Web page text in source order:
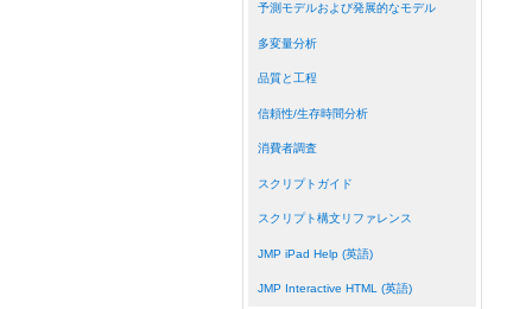
予測モデルおよび発展的なモデル
多変量分析
品質と工程
信頼性/生存時間分析
消費者調査
スクリプトガイド
スクリプト構文リファレンス
JMP iPad Help (英語)
JMP Interactive HTML (英語)